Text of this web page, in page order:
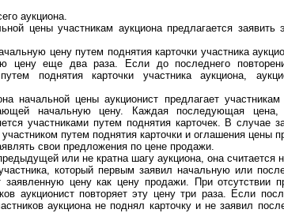
аукциона.
цены участникам аукциона предлагается заявить
цену путем поднятия карточки участника
цену еще два раза. Если до последнего
поднятия карточки участника аукциона,
цены аукционист предлагает участникам
начальную цену. Каждая последующая
участниками путем поднятия карточек. В случае
путем поднятия карточки и оглашения цены
свои предложения по цене продажи.
или не кратна шагу аукциона, она считается
который первым заявил начальную или
заявленную цену как цену продажи. При отсутствии
аукционист повторяет эту цену три раза. Если
аукциона не поднял карточку и не заявил